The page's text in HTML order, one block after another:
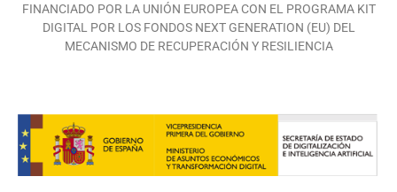
FINANCIADO POR LA UNIÓN EUROPEA CON EL PROGRAMA KIT
DIGITAL POR LOS FONDOS NEXT GENERATION (EU) DEL
MECANISMO DE RECUPERACIÓN Y RESILIENCIA